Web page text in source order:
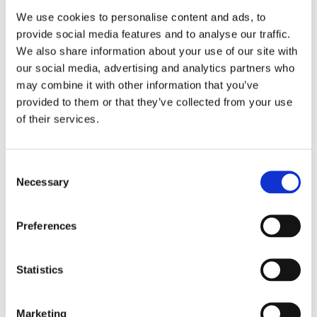
We use cookies to personalise content and ads, to
provide social media features and to analyse our traffic.
We also share information about your use of our site with
our social media, advertising and analytics partners who
may combine it with other information that you’ve
provided to them or that they’ve collected from your use
of their services.
Selection
Necessary
Preferences
Statistics
Marketing
24 kg
Documentație tehnică
MANUAL DE UTILIZARE
DOCUMENTE TEHNICE